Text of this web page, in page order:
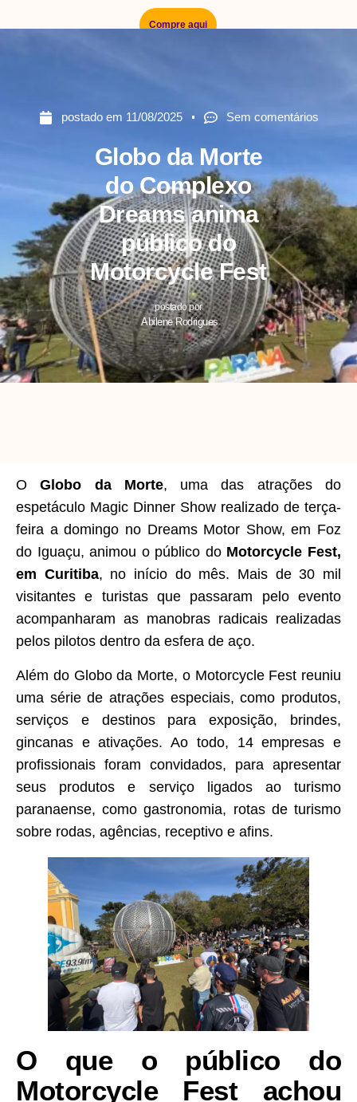
Compre aqui
postado em 11/08/2025 Sem comentários
Globo da Morte
do Complexo
Dreams anima
público do
Motorcycle Fest
postado por
Abilene Rodrigues
OGlobo da Morte, uma das atrações do
espetáculo Magic Dinner Show realizado de terça-
feira a domingo no Dreams Motor Show, em Foz
do Iguaçu, animou o público do Motorcycle Fest,
em Curitiba, no início do mês. Mais de 30 mil
visitantes e turistas que passaram pelo evento
acompanharam as manobras radicais realizadas
pelos pilotos dentro da esfera de aço.
Além do Globo da Morte, o Motorcycle Fest reuniu
uma série de atrações especiais, como produtos,
serviços e destinos para exposição, brindes,
gincanas e ativações. Ao todo, 14 empresas e
profissionais foram convidados, para apresentar
seus produtos e serviço ligados ao turismo
paranaense, como gastronomia, rotas de turismo
sobre rodas, agências, receptivo e afins.
O que o público do
Motorcycle Fest achou